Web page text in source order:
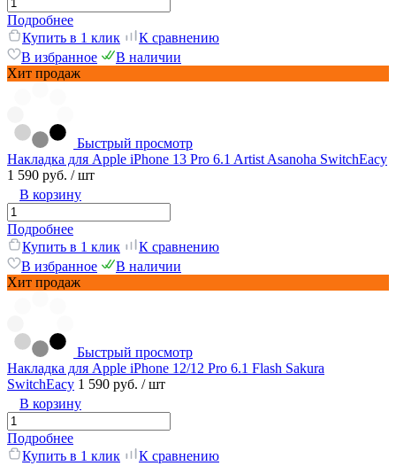
Подробнее
Купить в 1 клик
К сравнению
В избранное
В наличии
Хит продаж
Быстрый просмотр
Накладка для Apple iPhone 13 Pro 6.1 Artist Asanoha SwitchEacy
1 590 руб. / шт
В корзину
Подробнее
Купить в 1 клик
К сравнению
В избранное
В наличии
Хит продаж
Быстрый просмотр
Накладка для Apple iPhone 12/12 Pro 6.1 Flash Sakura
SwitchEacy 1 590 руб. / шт
В корзину
Подробнее
Купить в 1 клик
К сравнению